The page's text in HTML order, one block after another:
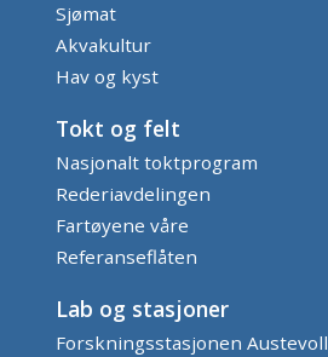
Sjømat
Akvakultur
Hav og kyst
Tokt og felt
Nasjonalt toktprogram
Rederiavdelingen
Fartøyene våre
Referanseflåten
Lab og stasjoner
Forskningsstasjonen Austevoll